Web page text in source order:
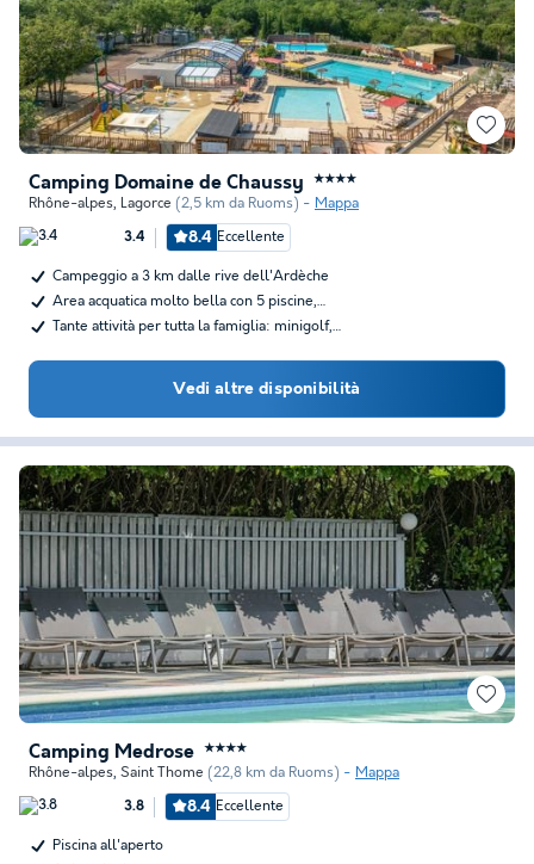
Camping Domaine de Chaussy ★★★★
Rhône-alpes, Lagorce (2,5 km da Ruoms) Mappa
3.4 8.4 Eccellente
Campeggio a 3 km dalle rive dell'Ardèche
Area acquatica molto bella con 5 piscine,…
Tante attività per tutta la famiglia: minigolf,…
Vedi altre disponibilità
Camping Medrose ★★★★
Rhône-alpes, Saint Thome (22,8 km da Ruoms) Mappa
3.8 8.4 Eccellente
Piscina all'aperto